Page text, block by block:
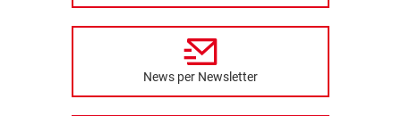
News per Newsletter